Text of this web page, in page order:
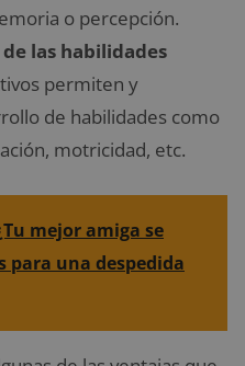
o percepción.
las habilidades
permiten y
de habilidades como
motricidad, etc.
mejor amiga se
para una despedida